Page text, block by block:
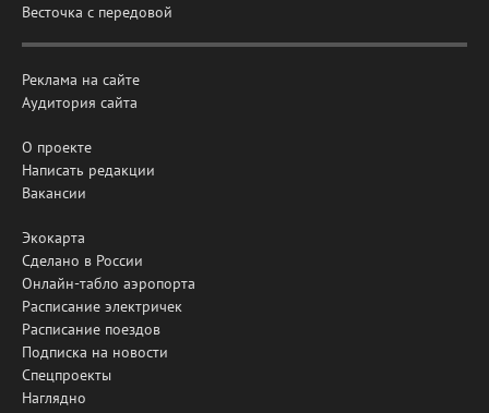
Весточка с передовой
Реклама на сайте
Аудитория сайта
О проекте
Написать редакции
Вакансии
Экокарта
Сделано в России
Онлайн-табло аэропорта
Расписание электричек
Расписание поездов
Подписка на новости
Спецпроекты
Наглядно